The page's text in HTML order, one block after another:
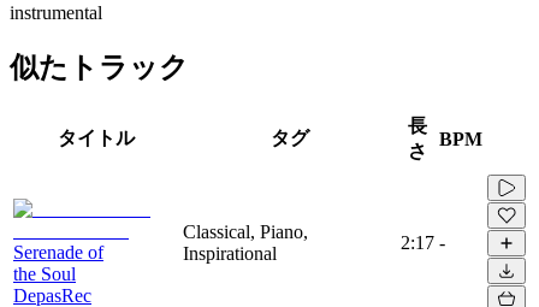
instrumental
似たトラック
タイトル タグ
長
さ
BPM
Serenade of
the Soul
DepasRec
Classical, Piano,
Inspirational
2:17 -